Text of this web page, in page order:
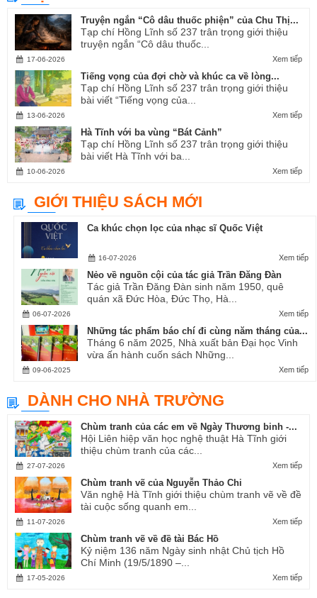
Truyện ngắn “Cô dâu thuốc phiện” của Chu Thị...
Tạp chí Hồng Lĩnh số 237 trân trọng giới thiệu
truyện ngắn “Cô dâu thuốc...
Xem tiếp
17-06-2026
Tiếng vọng của đợi chờ và khúc ca về lòng...
Tạp chí Hồng Lĩnh số 237 trân trọng giới thiệu
bài viết “Tiếng vọng của...
Xem tiếp
13-06-2026
Hà Tĩnh với ba vùng “Bát Cảnh”
Tạp chí Hồng Lĩnh số 237 trân trọng giới thiệu
bài viết Hà Tĩnh với ba...
Xem tiếp
10-06-2026
GIỚI THIỆU SÁCH MỚI
Ca khúc chọn lọc của nhạc sĩ Quốc Việt
Xem tiếp
16-07-2026
Nẻo về nguồn cội của tác giả Trần Đăng Đàn
Tác giả Trần Đăng Đàn sinh năm 1950, quê
quán xã Đức Hòa, Đức Thọ, Hà...
Xem tiếp
06-07-2026
Những tác phẩm báo chí đi cùng năm tháng của...
Tháng 6 năm 2025, Nhà xuất bản Đại học Vinh
vừa ấn hành cuốn sách Những...
Xem tiếp
09-06-2025
DÀNH CHO NHÀ TRƯỜNG
Chùm tranh của các em về Ngày Thương binh -...
Hội Liên hiệp văn học nghệ thuật Hà Tĩnh giới
thiệu chùm tranh của các...
Xem tiếp
27-07-2026
Chùm tranh vẽ của Nguyễn Thảo Chi
Văn nghệ Hà Tĩnh giới thiệu chùm tranh vẽ về đề
tài cuộc sống quanh em...
Xem tiếp
11-07-2026
Chùm tranh vẽ về đề tài Bác Hồ
Kỷ niệm 136 năm Ngày sinh nhật Chủ tịch Hồ
Chí Minh (19/5/1890 –...
Xem tiếp
17-05-2026